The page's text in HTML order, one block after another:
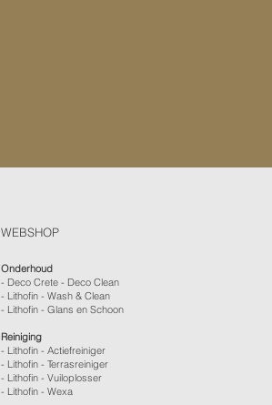
WEBSHOP
Onderhoud
- Deco Crete - Deco Clean
- Lithofin - Wash & Clean
- Lithofin - Glans en Schoon
Reiniging
- Lithofin - Actiefreiniger
- Lithofin - Terrasreiniger
- Lithofin - Vuiloplosser
- Lithofin - Wexa